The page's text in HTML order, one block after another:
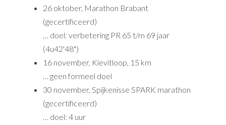
26 oktober, Marathon Brabant
(gecertificeerd)
… doel: verbetering PR 65 t/m 69 jaar
(4u42'48")
16 november, Kievitloop, 15 km
… geen formeel doel
30 november, Spijkenisse SPARK marathon
(gecertificeerd)
… doel: 4 uur